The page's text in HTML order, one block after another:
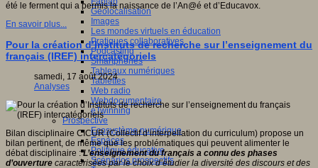
Géolocalisation
Images
Les mondes virtuels en éducation
Pratiques collaboratives
Podcasting
Smartphones
Tableaux numériques
Tablettes
Web radio
Webdocumentaire
eTwinning
Prospective
Ecosystème numérique
Espaces
Politique éducative
Scénarios prospectifs
été le ferment qui a permis la naissance de l’An@é et d’Educavox.
En savoir plus...
Pour la création d’Instituts de recherche sur l’enseignement du
français (IREF) intercatégoriels
samedi, 17 août 2024
Analyses
Bilan disciplinaire CICUR (Collectif d’interpellation du curriculum) propose un
bilan pertinent, de même que les problématiques qui peuvent alimenter le
débat disciplinaire :L’enseignement du français a connu des phases
d’ouverture caractérisées par le choix d’étudier la diversité des discours et des